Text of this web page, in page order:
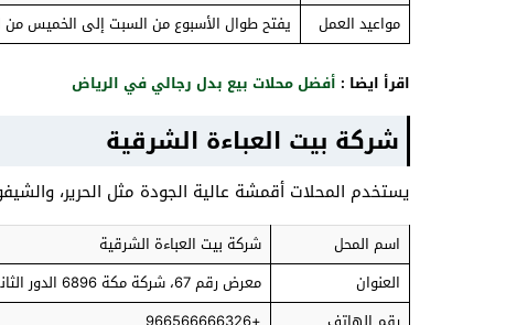
مواعيد العمل
يفتح طوال الأسبوع من السبت إلى الخميس من
اقرأ ايضا : أفضل محلات بيع بدل رجالي في الرياض
شركة بيت العباءة الشرقية
يستخدم المحلات أقمشة عالية الجودة مثل الحرير،
اسم المحل
شركة بيت العباءة الشرقية
العنوان
معرض رقم 67، شركة مكة 6896 الدور الثاني، مكة 24231، المملكة العربية السعودية